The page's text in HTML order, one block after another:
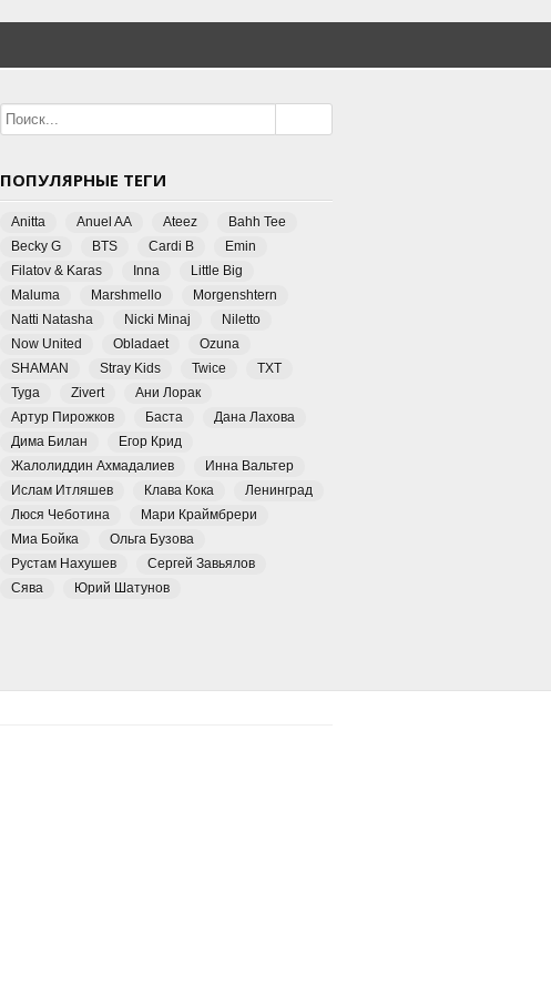
ПОПУЛЯРНЫЕ ТЕГИ
Anitta Anuel AA Ateez
Bahh Tee
Becky G
BTS Cardi B
Emin
Filatov & Karas
Inna
Little Big
Maluma
Marshmello
Morgenshtern
Natti Natasha
Nicki Minaj
Niletto
Now United
Obladaet
Ozuna
SHAMAN
Stray Kids Twice
TXT
Tyga
Zivert
Ани Лорак
Артур Пирожков
Баста
Дана Лахова
Дима Билан
Егор Крид
Жалолиддин Ахмадалиев
Инна Вальтер
Ислам Итляшев
Клава Кока
Ленинград
Люся Чеботина
Мари Краймбрери
Миа Бойка
Ольга Бузова
Рустам Нахушев
Сергей Завьялов
Сява
Юрий Шатунов